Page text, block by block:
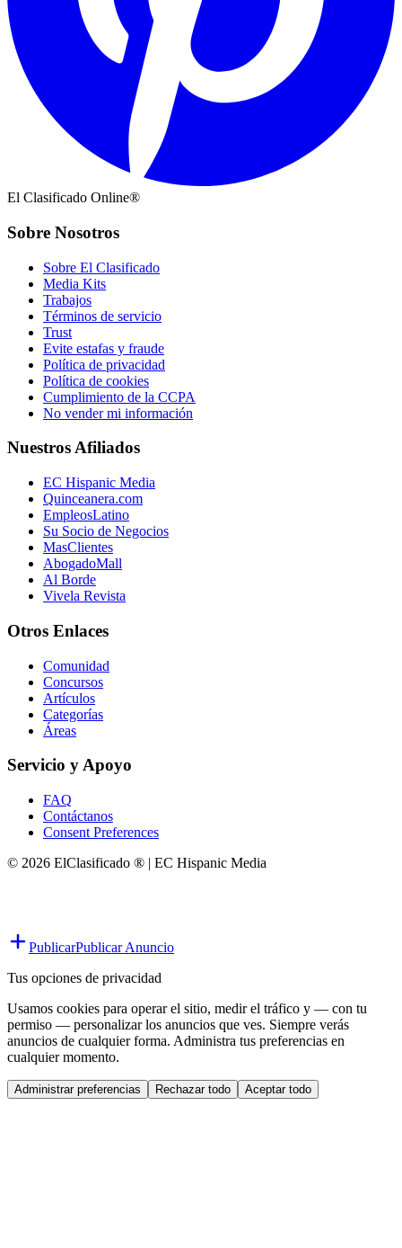
El Clasificado Online®
Sobre Nosotros
Sobre El Clasificado
Media Kits
Trabajos
Términos de servicio
Trust
Evite estafas y fraude
Política de privacidad
Política de cookies
Cumplimiento de la CCPA
No vender mi información
Nuestros Afiliados
EC Hispanic Media
Quinceanera.com
EmpleosLatino
Su Socio de Negocios
MasClientes
AbogadoMall
Al Borde
Vivela Revista
Otros Enlaces
Comunidad
Concursos
Artículos
Categorías
Áreas
Servicio y Apoyo
FAQ
Contáctanos
Consent Preferences
© 2026 ElClasificado ® | EC Hispanic Media
PublicarPublicar Anuncio
Tus opciones de privacidad
Usamos cookies para operar el sitio, medir el tráfico y — con tu
permiso — personalizar los anuncios que ves. Siempre verás
anuncios de cualquier forma. Administra tus preferencias en
cualquier momento.
Administrar preferencias Rechazar todo Aceptar todo